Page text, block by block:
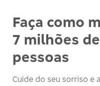
Faça como
7 milhões de
pessoas
Cuide do seu sorriso e